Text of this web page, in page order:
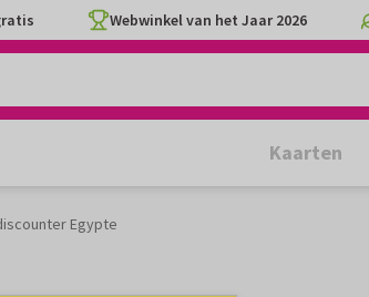
Webwinkel van het Jaar 2026
Kaarten
Egypte